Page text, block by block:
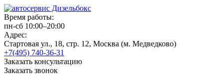
Время работы:
пн-сб 10:00–20:00
Адрес:
Стартовая ул., 18, стр. 12, Москва (м. Медведково)
+7(495) 740-36-31
Заказать консультацию
Заказать звонок